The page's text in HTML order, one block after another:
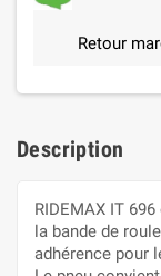
Retour
Description
RIDEMAX IT
la bande de
adhérence pour